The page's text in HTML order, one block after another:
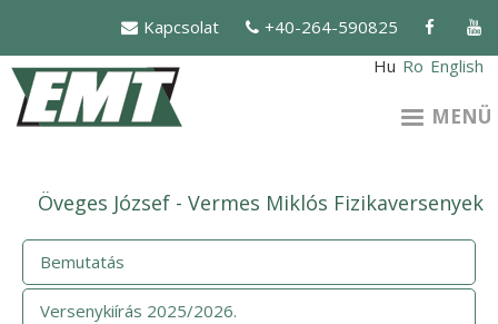
tartalomra
Kapcsolat
+40-264-590825
Hu Ro English
MENÜ
Öveges József - Vermes Miklós Fizikaversenyek
Bemutatás
Versenykiírás 2025/2026.